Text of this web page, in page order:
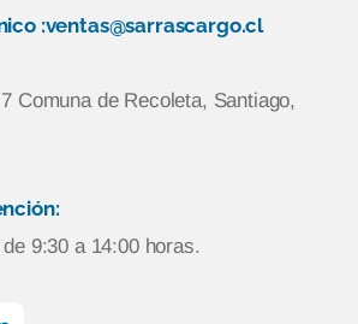
:ventas@sarrascargo.cl
Comuna de Recoleta, Santiago,
9:30 a 14:00 horas.